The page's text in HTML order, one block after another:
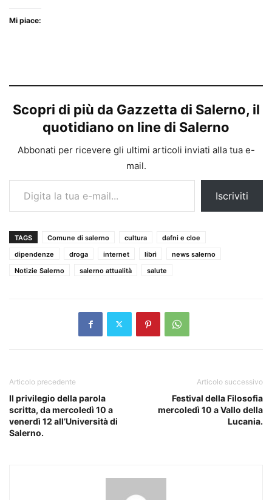
Mi piace:
Scopri di più da Gazzetta di Salerno, il
quotidiano on line di Salerno
Abbonati per ricevere gli ultimi articoli inviati alla tua e-
mail.
Digita la tua e-mail...
Iscriviti
TAGS Comune di salerno cultura
dafni e cloe
dipendenze
droga internet libri
news salerno
Notizie Salerno
salerno attualità salute
Articolo precedente
Il privilegio della parola
scritta, da mercoledì 10 a
venerdì 12 all’Università di
Salerno.
Articolo successivo
Festival della Filosofia
mercoledì 10 a Vallo della
Lucania.